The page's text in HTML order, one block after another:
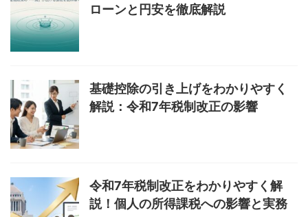
ローンと円安を徹底解説
基礎控除の引き上げをわかりやすく
解説：令和7年税制改正の影響
令和7年税制改正をわかりやすく解
説！個人の所得課税への影響と実務